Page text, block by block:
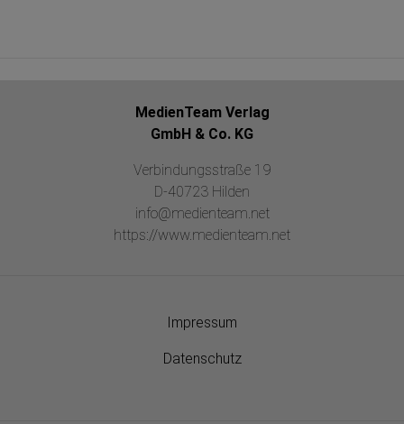
MedienTeam Verlag
GmbH & Co. KG
Verbindungsstraße 19
D-40723 Hilden
info@medienteam.net
https://www.medienteam.net
Impressum
Datenschutz